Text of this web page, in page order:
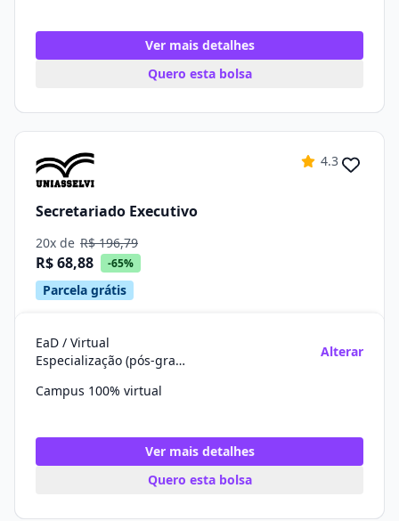
Ver mais detalhes
Quero esta bolsa
4.3
Secretariado Executivo
20x de R$ 196,79
R$ 68,88 -65%
Parcela grátis
EaD / Virtual
Especialização (pós-graduação)
Alterar
Campus 100% virtual
Ver mais detalhes
Quero esta bolsa